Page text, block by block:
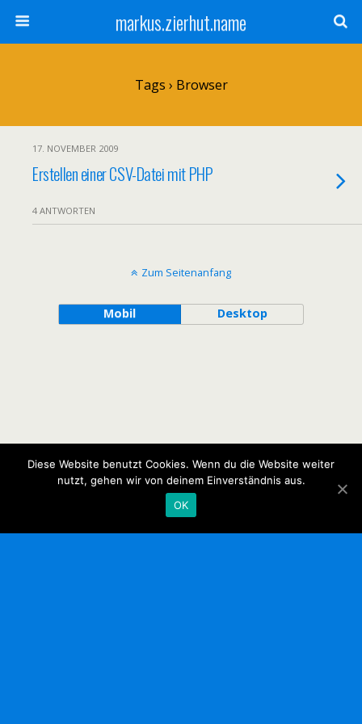
markus.zierhut.name
Tags › Browser
17. NOVEMBER 2009
Erstellen einer CSV-Datei mit PHP
4 ANTWORTEN
Zum Seitenanfang
Mobil Desktop
Diese Website benutzt Cookies. Wenn du die Website weiter
nutzt, gehen wir von deinem Einverständnis aus.
OK